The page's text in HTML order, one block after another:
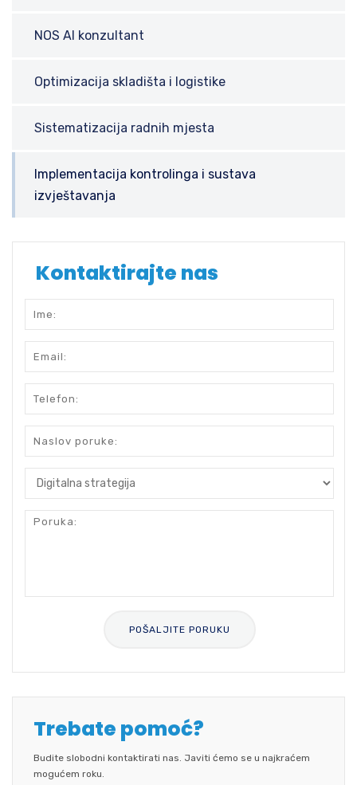
NOS AI konzultant
Optimizacija skladišta i logistike
Sistematizacija radnih mjesta
Implementacija kontrolinga i sustava
izvještavanja
Kontaktirajte nas
Trebate pomoć?
Budite slobodni kontaktirati nas. Javiti ćemo se u najkraćem
mogućem roku.